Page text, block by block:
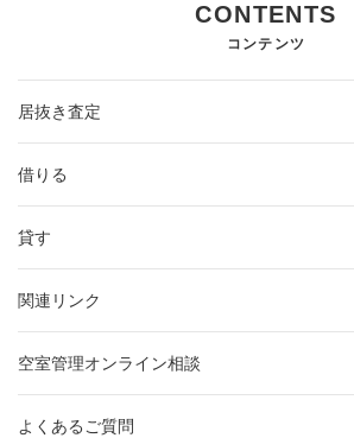
CONTENTS
コンテンツ
居抜き査定
借りる
貸す
関連リンク
空室管理オンライン相談
よくあるご質問